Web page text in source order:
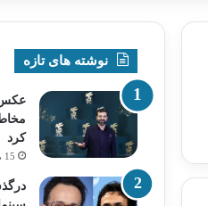
نوشته های تازه
عکس
کرد
15 مرداد 1405